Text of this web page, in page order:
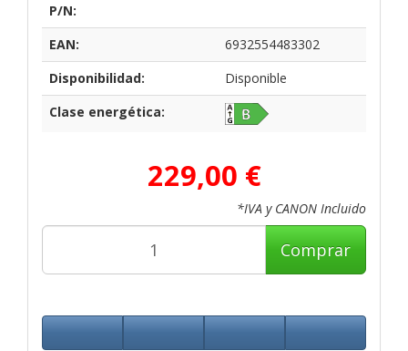
P/N:
EAN:
6932554483302
Disponibilidad:
Disponible
Clase energética:
229,00 €
*IVA y CANON Incluido
Comprar